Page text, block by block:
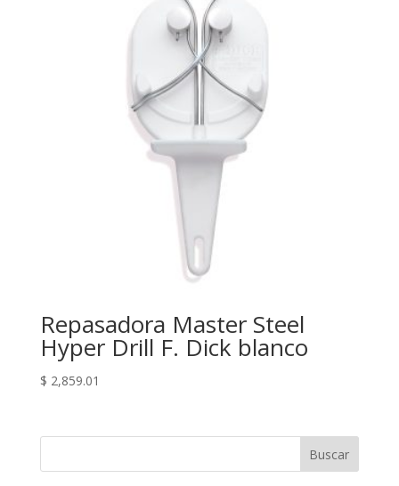
Repasadora Master Steel
Hyper Drill F. Dick blanco
$ 2,859.01